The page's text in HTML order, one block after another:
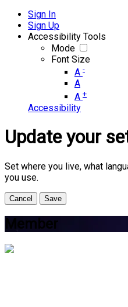
Sign In
Sign Up
Accessibility Tools
Mode
Font Size
A -
A
A +
Accessibility
Update your
Set where you live, what
you use.
Cancel Save
Member